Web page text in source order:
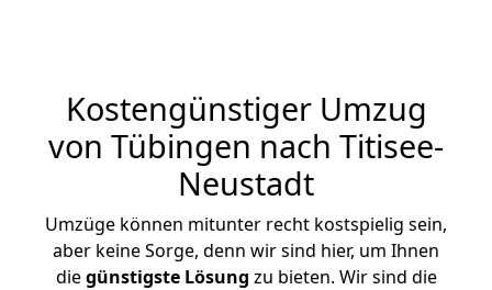
Kostengünstiger Umzug
von Tübingen nach Titisee-
Neustadt
Umzüge können mitunter recht kostspielig sein,
aber keine Sorge, denn wir sind hier, um Ihnen
diegünstigste Lösung zu bieten. Wir sind die